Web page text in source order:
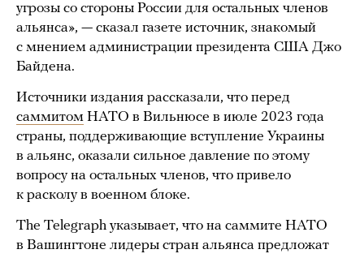
угрозы со стороны России для остальных членов
альянса», — сказал газете источник, знакомый
с мнением администрации президента США Джо
Байдена.
Источники издания рассказали, что перед
саммитом НАТО в Вильнюсе в июле 2023 года
страны, поддерживающие вступление Украины
в альянс, оказали сильное давление по этому
вопросу на остальных членов, что привело
к расколу в военном блоке.
The Telegraph указывает, что на саммите НАТО
в Вашингтоне лидеры стран альянса предложат